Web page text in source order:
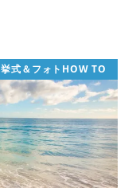
挙式＆フォトHOW TO